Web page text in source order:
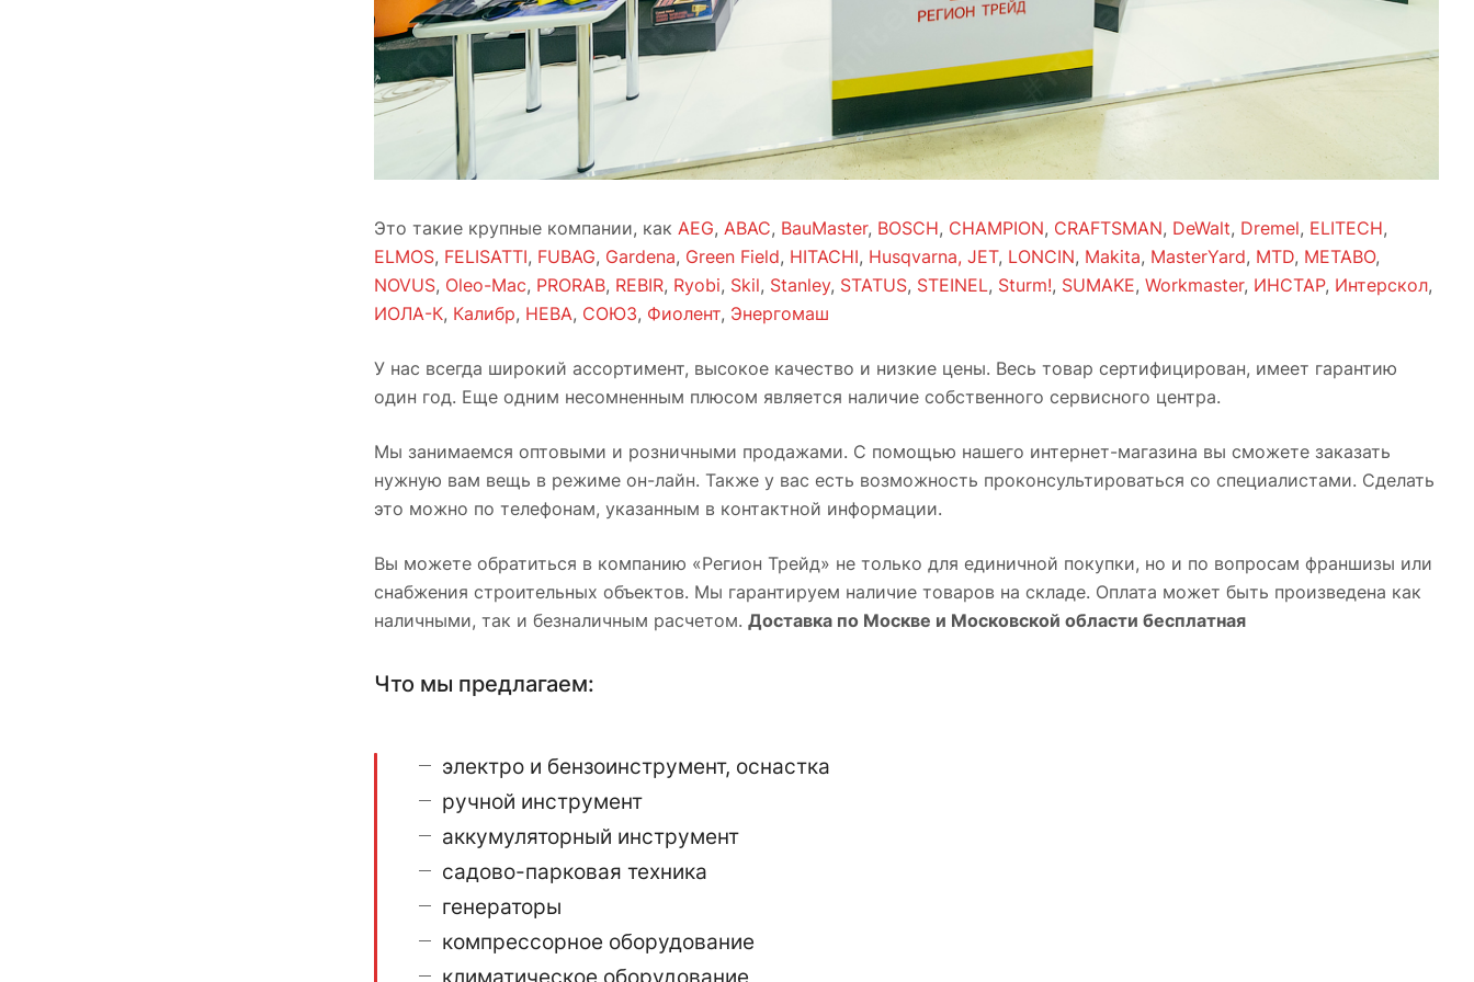
Это такие крупные компании, как AEG, ABAC, BauMaster, BOSCH, CHAMPION, CRAFTSMAN, DeWalt, Dremel, ELITECH,
ELMOS, FELISATTI, FUBAG, Gardena, Green Field, HITACHI, Husqvarna, JET, LONCIN, Makita, MasterYard, MTD, METABO,
NOVUS, Oleo-Mac, PRORAB, REBIR, Ryobi, Skil, Stanley, STATUS, STEINEL, Sturm!, SUMAKE, Workmaster, ИНСТАР, Интерскол,
ИОЛА-К, Калибр, НЕВА, СОЮЗ, Фиолент, Энергомаш
У нас всегда широкий ассортимент, высокое качество и низкие цены. Весь товар сертифицирован, имеет гарантию
один год. Еще одним несомненным плюсом является наличие собственного сервисного центра.
Мы занимаемся оптовыми и розничными продажами. С помощью нашего интернет-магазина вы сможете заказать
нужную вам вещь в режиме он-лайн. Также у вас есть возможность проконсультироваться со специалистами. Сделать
это можно по телефонам, указанным в контактной информации.
Вы можете обратиться в компанию «Регион Трейд» не только для единичной покупки, но и по вопросам франшизы или
снабжения строительных объектов. Мы гарантируем наличие товаров на складе. Оплата может быть произведена как
наличными, так и безналичным расчетом. Доставка по Москве и Московской области бесплатная
Что мы предлагаем:
электро и бензоинструмент, оснастка
ручной инструмент
аккумуляторный инструмент
садово-парковая техника
генераторы
компрессорное оборудование
климатическое оборудование